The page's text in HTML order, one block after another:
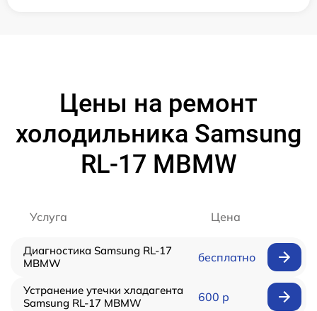
Цены на ремонт
холодильника Samsung
RL-17 MBMW
Услуга Цена
Диагностика Samsung RL-17
MBMW
бесплатно
Устранение утечки хладагента
Samsung RL-17 MBMW
600 р